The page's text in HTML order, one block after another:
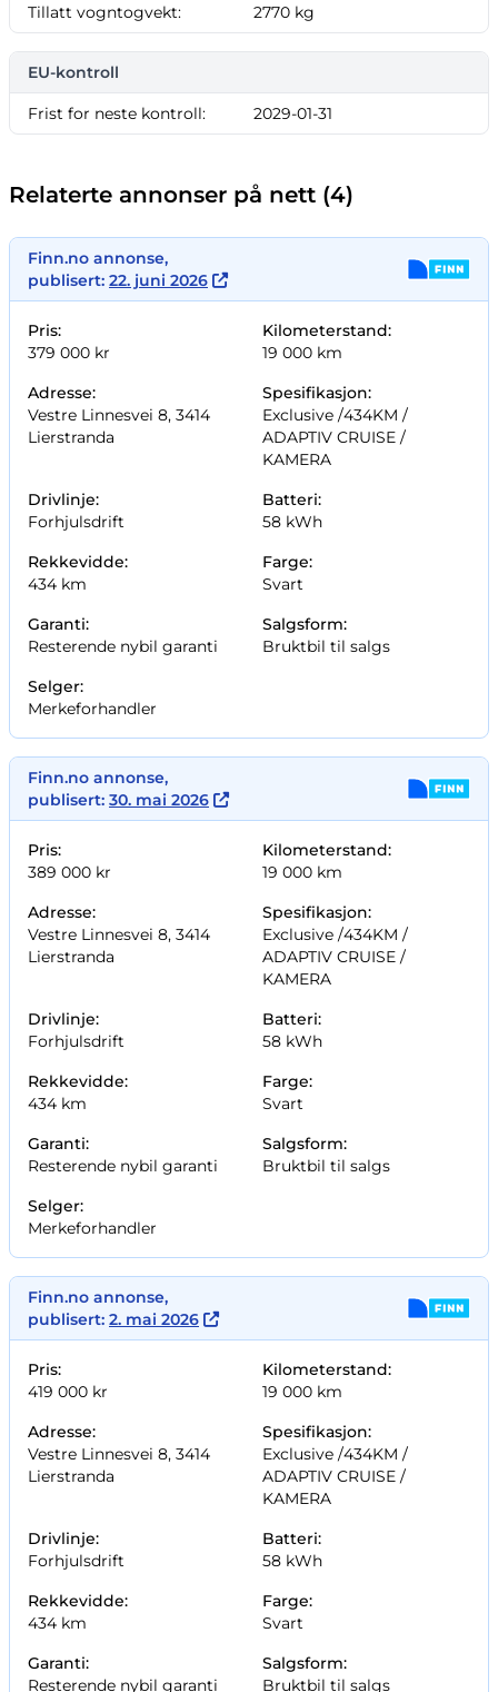
Tillatt vogntogvekt:
2770 kg
EU-kontroll
Frist for neste kontroll: 2029-01-31
Relaterte annonser på nett (4)
Finn.no annonse,
publisert: 22. juni 2026
Pris:
379 000 kr
Kilometerstand:
19 000 km
Adresse:
Vestre Linnesvei 8, 3414
Lierstranda
Spesifikasjon:
Exclusive /434KM /
ADAPTIV CRUISE /
KAMERA
Drivlinje:
Forhjulsdrift
Batteri:
58 kWh
Rekkevidde:
434 km
Farge:
Svart
Garanti:
Resterende nybil garanti
Salgsform:
Bruktbil til salgs
Selger:
Merkeforhandler
Finn.no annonse,
publisert: 30. mai 2026
Pris:
389 000 kr
Kilometerstand:
19 000 km
Adresse:
Vestre Linnesvei 8, 3414
Lierstranda
Spesifikasjon:
Exclusive /434KM /
ADAPTIV CRUISE /
KAMERA
Drivlinje:
Forhjulsdrift
Batteri:
58 kWh
Rekkevidde:
434 km
Farge:
Svart
Garanti:
Resterende nybil garanti
Salgsform:
Bruktbil til salgs
Selger:
Merkeforhandler
Finn.no annonse,
publisert: 2. mai 2026
Pris:
419 000 kr
Kilometerstand:
19 000 km
Adresse:
Vestre Linnesvei 8, 3414
Lierstranda
Spesifikasjon:
Exclusive /434KM /
ADAPTIV CRUISE /
KAMERA
Drivlinje:
Forhjulsdrift
Batteri:
58 kWh
Rekkevidde:
434 km
Farge:
Svart
Garanti:
Resterende nybil garanti
Salgsform:
Bruktbil til salgs